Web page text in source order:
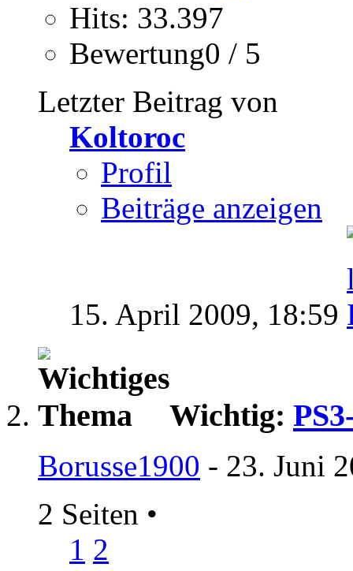
Hits: 33.397
Bewertung0 / 5
Letzter Beitrag von
Koltoroc
Profil
Beiträge anzeigen
15. April 2009, 18:59
Wichtig:
Borusse1900 - 23. Juni
2 Seiten •
1 2